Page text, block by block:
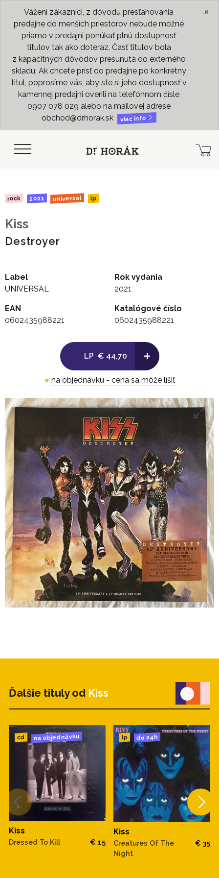
Vážení zákazníci, z dôvodu presťahovania
predajne do menších priestorov nebude možné
priamo v predajni ponúkať plnú dostupnosť
titulov tak ako doteraz. Časť titulov bola
z kapacitných dôvodov presunutá do externého
skladu. Ak chcete prísť do predajne po konkrétny
titul, poprosíme vás, aby ste si jeho dostupnosť v
kamennej predajni overili na telefónnom čísle
0907 078 029 alebo na mailovej adrese
obchod@drhorak.sk
viac info
×
rock 2021 universal lp
Kiss
Destroyer
Label
UNIVERSAL
Rok vydania
2021
EAN
0602435988221
Katalógové číslo
0602435988221
LP € 44,70 +
● na objednávku - cena sa môže líšiť
Ďalšie tituly od Kiss
cd na objednávku
Kiss
Dressed To Kill € 15
lp do 24h
Kiss
Creatures Of The
Night
€ 35